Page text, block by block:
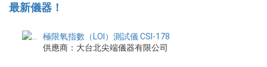
最新儀器！
極限氧指數（LOI）測試儀 CSI-178
供應商：大台北尖端儀器有限公司